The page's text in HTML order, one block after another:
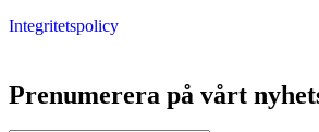
Integritetspolicy
Prenumerera på vårt